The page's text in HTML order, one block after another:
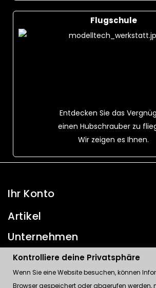
Flugschule
Entdecken Sie das
einen Hubschrauber zu
Wir zeigen es Ihnen.
Ihr Konto
Artikel
Unternehmen
Kontakt
Kontrolliere deine Privatsphäre
Kontrolliere deine Privatsphäre
Wenn Sie eine Website besuchen, können
Browser gespeichert oder abgerufen werden,